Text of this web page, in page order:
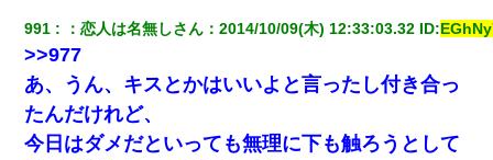
男だけどリベンジポノレノの被害者になって未だに人生が
立ち直せない
アパートのドアに『ハンザイ者！この人はさいあくの人で
す』と張り紙が！大家「面倒はごめんだよ」私「はあ」→
警察に行き、見回りで犯人が捕まったが、それが…｜生活
｜ヌルポあんてな
991 ：恋人は名無しさん ：2014/10/09(木) 12:33:03.32 ID:
>>977
あ、うん、キスとかはいいよと言ったし付き合っ
たんだけれど、
今日はダメだといっても無理に下も触ろうとして